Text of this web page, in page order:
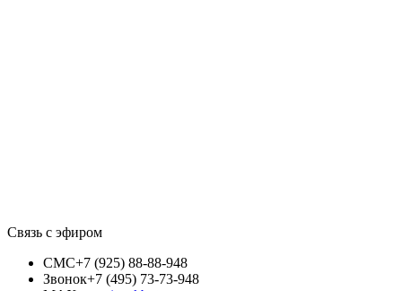
Связь с эфиром
СМС+7 (925) 88-88-948
Звонок+7 (495) 73-73-948